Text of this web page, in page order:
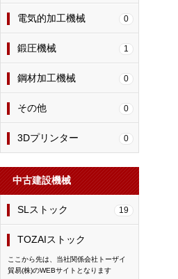
電気的加工機械 0
鍛圧機械 1
鋼材加工機械 0
その他 0
3Dプリンター 0
中古建設機械
SLストック 19
TOZAIストック
ここから先は、当社関係会社トーザイ
貿易(株)のWEBサイトとなります